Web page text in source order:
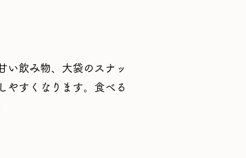
い飲み物、大袋のスナッ
やすくなります。食べる